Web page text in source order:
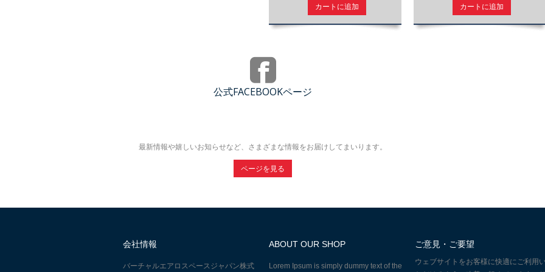
カートに追加 カートに追加
公式FACEBOOKページ
最新情報や嬉しいお知らせなど、さまざまな情報をお届けしてまいります。
ページを見る
会社情報
バーチャルエアロスペースジャパン株式
ABOUT OUR SHOP
Lorem Ipsum is simply dummy text of the
ご意見・ご要望
ウェブサイトをお客様に快適にご利用